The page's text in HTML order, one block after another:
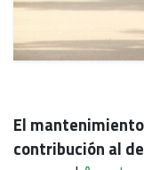
El
contribución al